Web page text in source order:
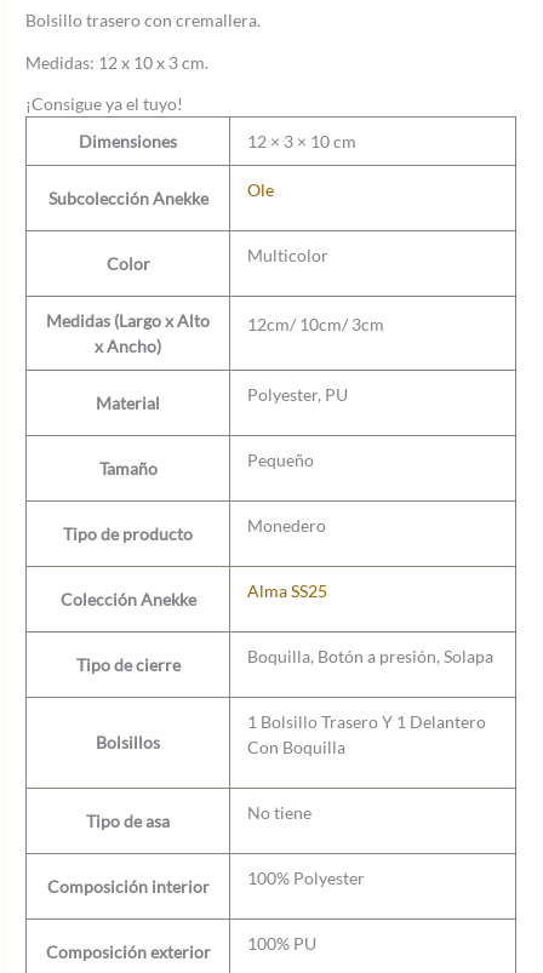
Bolsillo trasero con cremallera.
Medidas: 12 x 10 x 3 cm.
¡Consigue ya el tuyo!
Dimensiones
12 × 3 × 10 cm
Subcolección Anekke Ole
Color Multicolor
Medidas (Largo x Alto
x Ancho)
12cm/ 10cm/ 3cm
Material Polyester, PU
Tamaño Pequeño
Tipo de producto Monedero
Colección Anekke Alma SS25
Tipo de cierre Boquilla, Botón a presión, Solapa
Bolsillos
1 Bolsillo Trasero Y 1 Delantero
Con Boquilla
Tipo de asa No tiene
Composición interior 100% Polyester
Composición exterior 100% PU